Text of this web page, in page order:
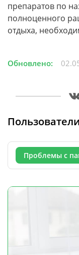
препаратов по
полноценного
отдыха,
Обновлено:
Проблемы с